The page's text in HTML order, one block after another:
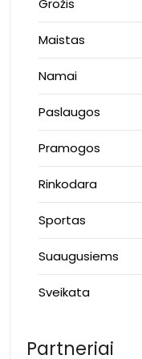
Grožis
Maistas
Namai
Paslaugos
Pramogos
Rinkodara
Sportas
Suaugusiems
Sveikata
Partneriai